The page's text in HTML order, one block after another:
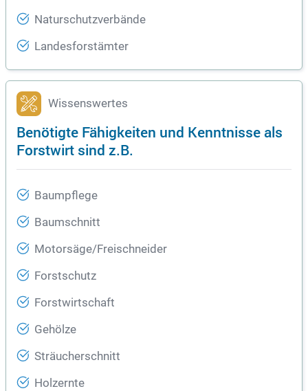
Naturschutzverbände
Landesforstämter
Wissenswertes
Benötigte Fähigkeiten und Kenntnisse als
Forstwirt sind z.B.
Baumpflege
Baumschnitt
Motorsäge/Freischneider
Forstschutz
Forstwirtschaft
Gehölze
Sträucherschnitt
Holzernte